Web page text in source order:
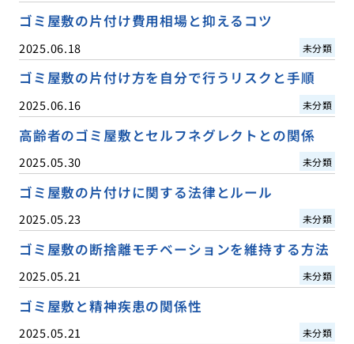
ゴミ屋敷の片付け費用相場と抑えるコツ
2025.06.18 未分類
ゴミ屋敷の片付け方を自分で行うリスクと手順
2025.06.16 未分類
高齢者のゴミ屋敷とセルフネグレクトとの関係
2025.05.30 未分類
ゴミ屋敷の片付けに関する法律とルール
2025.05.23 未分類
ゴミ屋敷の断捨離モチベーションを維持する方法
2025.05.21 未分類
ゴミ屋敷と精神疾患の関係性
2025.05.21 未分類